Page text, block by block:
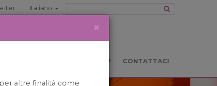
Italiano
BOOKSHOP CONTATTACI
×
altre finalità come